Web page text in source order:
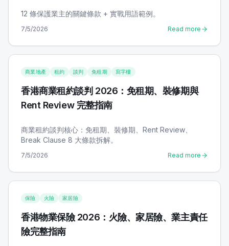
12 條保護業主的關鍵條款 + 實戰用語範例。
7/5/2026 Read more
商業地產 租約 談判 免租期 寫字樓
香港商業租約談判 2026：免租期、裝修期與
Rent Review 完整指南
商業租約談判核心：免租期、裝修期、Rent Review、
Break Clause 8 大條款拆解。
7/5/2026 Read more
保險 火險 家居險
香港物業保險 2026：火險、家居險、業主責任
險完整指南